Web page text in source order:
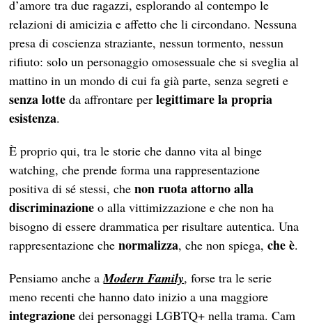
d’amore tra due ragazzi, esplorando al contempo le
relazioni di amicizia e affetto che li circondano. Nessuna
presa di coscienza straziante, nessun tormento, nessun
rifiuto: solo un personaggio omosessuale che si sveglia al
mattino in un mondo di cui fa già parte, senza segreti e
senza lotteda affrontare perlegittimare la propria
esistenza.
È proprio qui, tra le storie che danno vita al binge
watching, che prende forma una rappresentazione
positiva di sé stessi, chenon ruota attorno alla
discriminazione o alla vittimizzazione e che non ha
bisogno di essere drammatica per risultare autentica. Una
rappresentazione chenormalizza, che non spiega,che è.
Pensiamo anche aModern Family, forse tra le serie
meno recenti che hanno dato inizio a una maggiore
integrazione dei personaggi LGBTQ+ nella trama. Cam